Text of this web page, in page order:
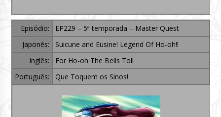
Episódio:
EP229 – 5ª temporada – Master Quest
Japonês:
Suicune and Eusine! Legend Of Ho-oh!!
Inglês:
For Ho-oh The Bells Toll
Português:
Que Toquem os Sinos!